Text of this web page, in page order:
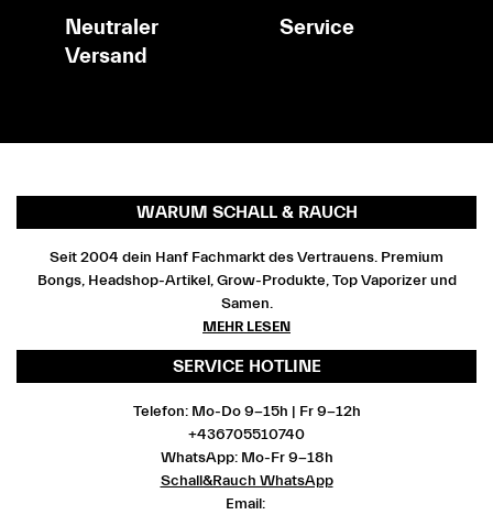
Neutraler
Versand
Service
WARUM SCHALL & RAUCH
Seit 2004 dein Hanf Fachmarkt des Vertrauens. Premium
Bongs, Headshop-Artikel, Grow-Produkte, Top Vaporizer und
Samen.
MEHR LESEN
SERVICE HOTLINE
Telefon: Mo-Do 9-15h | Fr 9-12h
+436705510740
WhatsApp: Mo-Fr 9-18h
Schall&Rauch WhatsApp
Email: